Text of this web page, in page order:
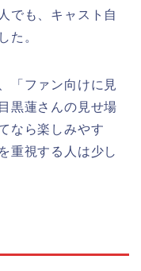
でも、キャスト自
た。
「ファン向けに見
黒蓮さんの見せ場
なら楽しみやす
重視する人は少し